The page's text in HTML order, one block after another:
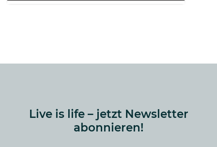
Live is life – jetzt Newsletter
abonnieren!